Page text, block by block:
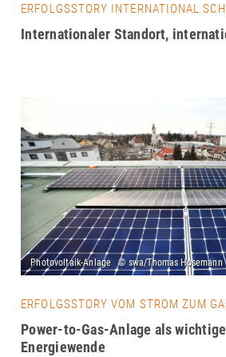
ERFOLGSSTORY INTERNATIONAL
Internationaler Standort,
ERFOLGSSTORY VOM STROM ZUM
Power-to-Gas-Anlage als
Energiewende